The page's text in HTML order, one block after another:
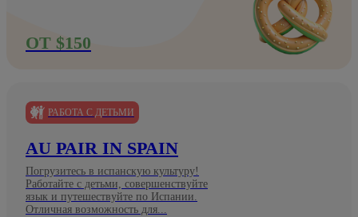
ОТ $150
РАБОТА С ДЕТЬМИ
AU PAIR IN SPAIN
Погрузитесь в испанскую культуру!
Работайте с детьми, совершенствуйте
язык и путешествуйте по Испании.
Отличная возможность для...